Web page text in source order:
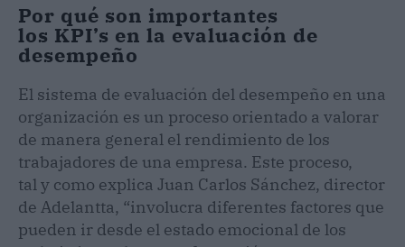
Por qué son importantes
los KPI’s en la evaluación de
desempeño
El sistema de evaluación del desempeño en una
organización es un proceso orientado a valorar
de manera general el rendimiento de los
trabajadores de una empresa. Este proceso,
tal y como explica Juan Carlos Sánchez, director
de Adelantta, “involucra diferentes factores que
pueden ir desde el estado emocional de los